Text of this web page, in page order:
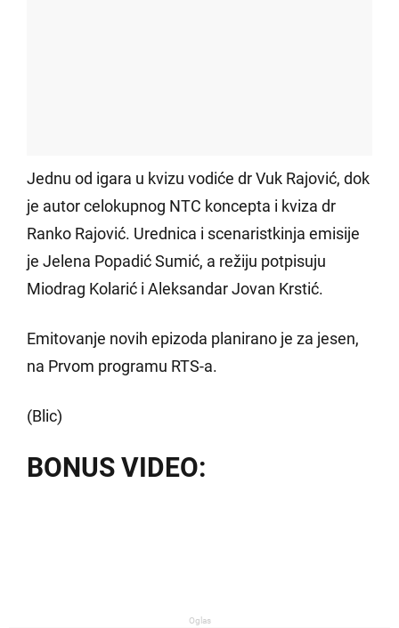
Jednu od igara u kvizu vodiće dr Vuk Rajović, dok
je autor celokupnog NTC koncepta i kviza dr
Ranko Rajović. Urednica i scenaristkinja emisije
je Jelena Popadić Sumić, a režiju potpisuju
Miodrag Kolarić i Aleksandar Jovan Krstić.
Emitovanje novih epizoda planirano je za jesen,
na Prvom programu RTS-a.
(Blic)
BONUS VIDEO:
Oglas